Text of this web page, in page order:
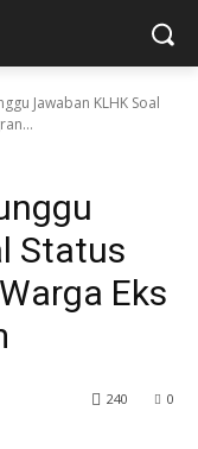
Jawaban KLHK Soal
Status
Eks
0
240